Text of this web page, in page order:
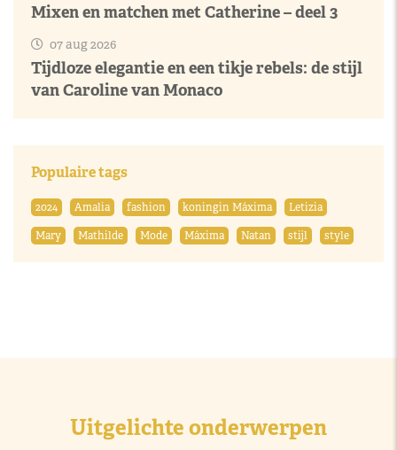
Mixen en matchen met Catherine – deel 3
07 aug 2026
Tijdloze elegantie en een tikje rebels: de stijl
van Caroline van Monaco
Populaire tags
2024 Amalia fashion koningin Máxima
Letizia
Mary
Mathilde Mode Máxima Natan stijl style
Uitgelichte onderwerpen